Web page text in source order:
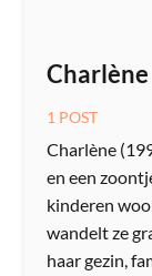
Charlène
1 POST
Charlène
en een
kinderen
wandelt ze
haar gezin,